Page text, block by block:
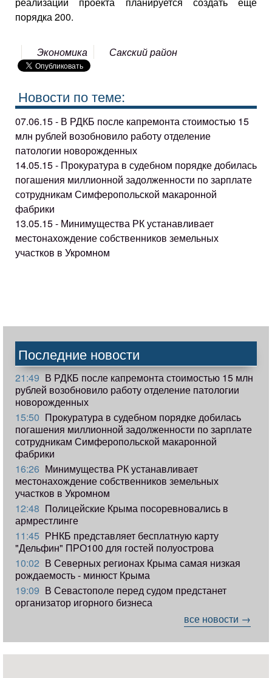
порядка 200.
Экономика Сакский район
Новости по теме:
07.06.15 - В РДКБ после капремонта стоимостью 15
млн рублей возобновило работу отделение
патологии новорожденных
14.05.15 - Прокуратура в судебном порядке добилась
погашения миллионной задолженности по зарплате
сотрудникам Симферопольской макаронной
фабрики
13.05.15 - Минимущества РК устанавливает
местонахождение собственников земельных
участков в Укромном
Последние новости
21:49 В РДКБ после капремонта стоимостью 15 млн
рублей возобновило работу отделение патологии
новорожденных
15:50 Прокуратура в судебном порядке добилась
погашения миллионной задолженности по зарплате
сотрудникам Симферопольской макаронной
фабрики
16:26 Минимущества РК устанавливает
местонахождение собственников земельных
участков в Укромном
12:48 Полицейские Крыма посоревновались в
армрестлинге
11:45 РНКБ представляет бесплатную карту
"Дельфин" ПРО100 для гостей полуострова
10:02 В Северных регионах Крыма самая низкая
рождаемость - минюст Крыма
19:09 В Севастополе перед судом предстанет
организатор игорного бизнеса
все новости →